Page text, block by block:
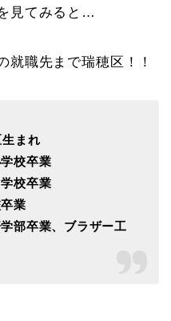
見てみると…
就職先まで瑞穂区！！
まれ
校卒業
校卒業
業
部卒業、ブラザー工